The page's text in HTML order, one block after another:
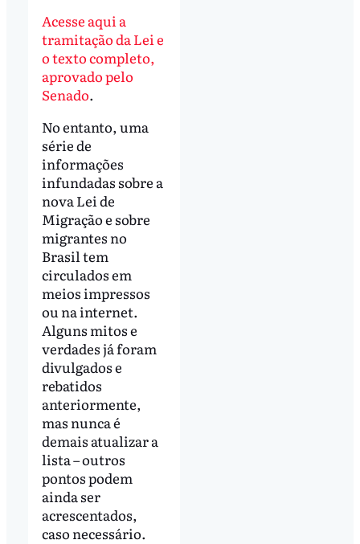
Acesse aqui a
tramitação da Lei e
o texto completo,
aprovado pelo
Senado.
No entanto, uma
série de
informações
infundadas sobre a
nova Lei de
Migração e sobre
migrantes no
Brasil tem
circulados em
meios impressos
ou na internet.
Alguns mitos e
verdades já foram
divulgados e
rebatidos
anteriormente,
mas nunca é
demais atualizar a
lista – outros
pontos podem
ainda ser
acrescentados,
caso necessário.